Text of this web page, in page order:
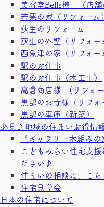
美容室Bells様 （店舗
若栗の家（リフォーム）
荻生のリフォーム
荻生の外壁（リフォー
西魚津の家（リフォー
駅のお仕事
駅のお仕事（木工事）
高倉商店様 (リフォ
黒部のお寺様（リフォ
黒部の車庫（新築）
必見♪地域の住まいお得情
「ギャラリー木組みの
こどもみらい住宅支
ださい♪
住まいの相談は、こ
住宅見学会
日本の住宅について